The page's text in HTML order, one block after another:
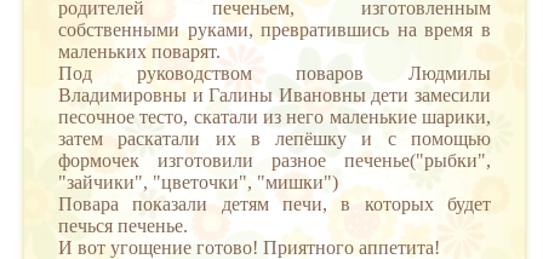
родителей печеньем, изготовленным
собственными руками, превратившись на время в
маленьких поварят.
Под руководством поваров Людмилы
Владимировны и Галины Ивановны дети замесили
песочное тесто, скатали из него маленькие шарики,
затем раскатали их в лепёшку и с помощью
формочек изготовили разное печенье("рыбки",
"зайчики", "цветочки", "мишки")
Повара показали детям печи, в которых будет
печься печенье.
И вот угощение готово! Приятного аппетита!